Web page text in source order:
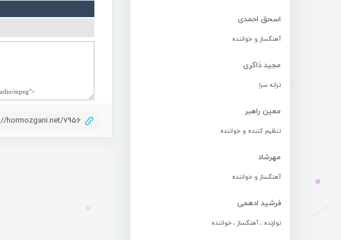
اسحق احمدی
آهنگساز و خواننده
مجید ذاکری
ترانه سرا
معین راهبر
تنظیم کننده و خواننده
مهرشاد
آهنگساز و خواننده
فرشید ادهمی
نوازنده ، آهنگساز ، خواننده
hormozgani.net/7956